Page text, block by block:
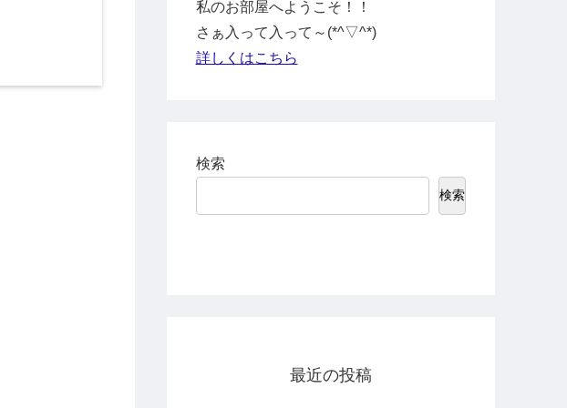
私のお部屋へようこそ！！
さぁ入って入って～(*^▽^*)
詳しくはこちら
検索
検索
最近の投稿